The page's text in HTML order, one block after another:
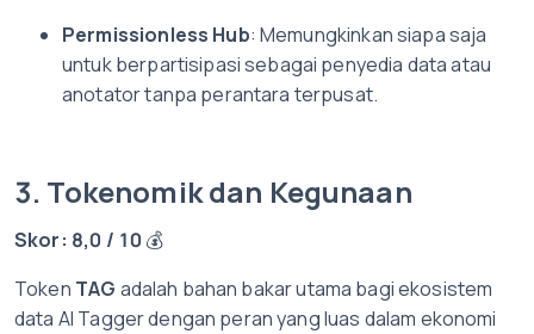
Permissionless Hub: Memungkinkan siapa saja
untuk berpartisipasi sebagai penyedia data atau
anotator tanpa perantara terpusat.
3. Tokenomik dan Kegunaan
Skor: 8,0 / 10 💰
Token TAG adalah bahan bakar utama bagi ekosistem
data AI Tagger dengan peran yang luas dalam ekonomi